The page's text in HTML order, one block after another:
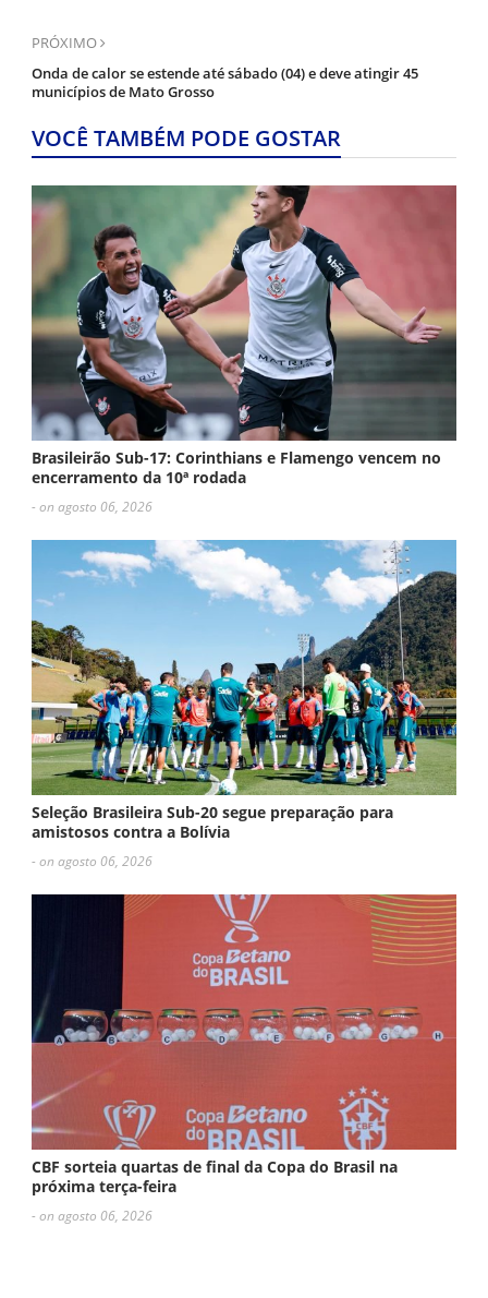
PRÓXIMO
Onda de calor se estende até sábado (04) e deve atingir 45
municípios de Mato Grosso
VOCÊ TAMBÉM PODE GOSTAR
Brasileirão Sub-17: Corinthians e Flamengo vencem no
encerramento da 10ª rodada
- on agosto 06, 2026
Seleção Brasileira Sub-20 segue preparação para
amistosos contra a Bolívia
- on agosto 06, 2026
CBF sorteia quartas de final da Copa do Brasil na
próxima terça-feira
- on agosto 06, 2026